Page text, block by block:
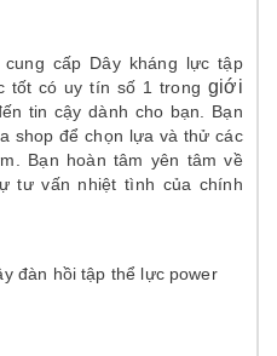
cấp Dây kháng lực tập
tốt có uy tín số 1 trong giới
tin cậy dành cho bạn. Bạn
shop để chọn lựa và thử các
. Bạn hoàn tâm yên tâm về
tư vấn nhiệt tình của chính
đàn hồi tập thể lực power